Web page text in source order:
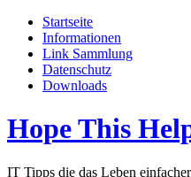
Startseite
Informationen
Link Sammlung
Datenschutz
Downloads
Hope This
IT Tipps die das Leben